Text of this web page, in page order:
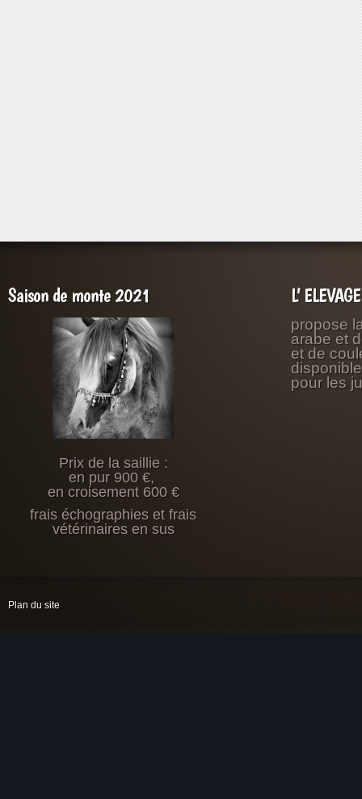
Saison de monte 2021
Prix de la saillie :
en pur 900 €,
en croisement 600 €
frais échographies et frais
vétérinaires en sus
L’
propose
arabe et
et de
pour les
Plan du site